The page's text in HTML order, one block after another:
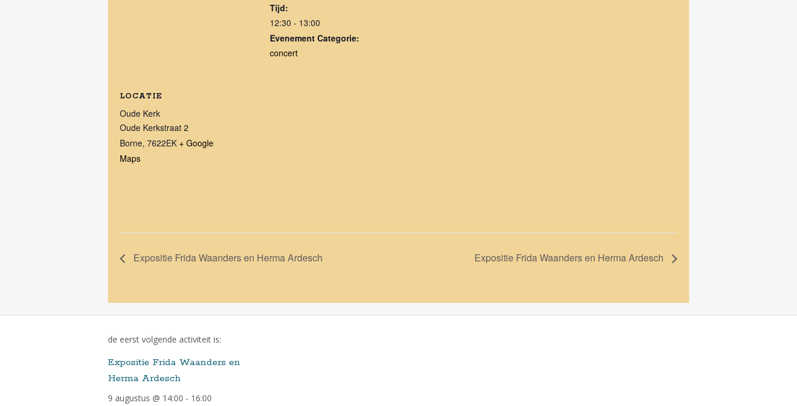
Tijd:
12:30 - 13:00
Evenement Categorie:
concert
LOCATIE
Oude Kerk
Oude Kerkstraat 2
Borne, 7622EK + Google
Maps
Expositie Frida Waanders en Herma Ardesch Expositie Frida Waanders en Herma Ardesch
de eerst volgende activiteit is:
Expositie Frida Waanders en
Herma Ardesch
9 augustus @ 14:00 - 16:00